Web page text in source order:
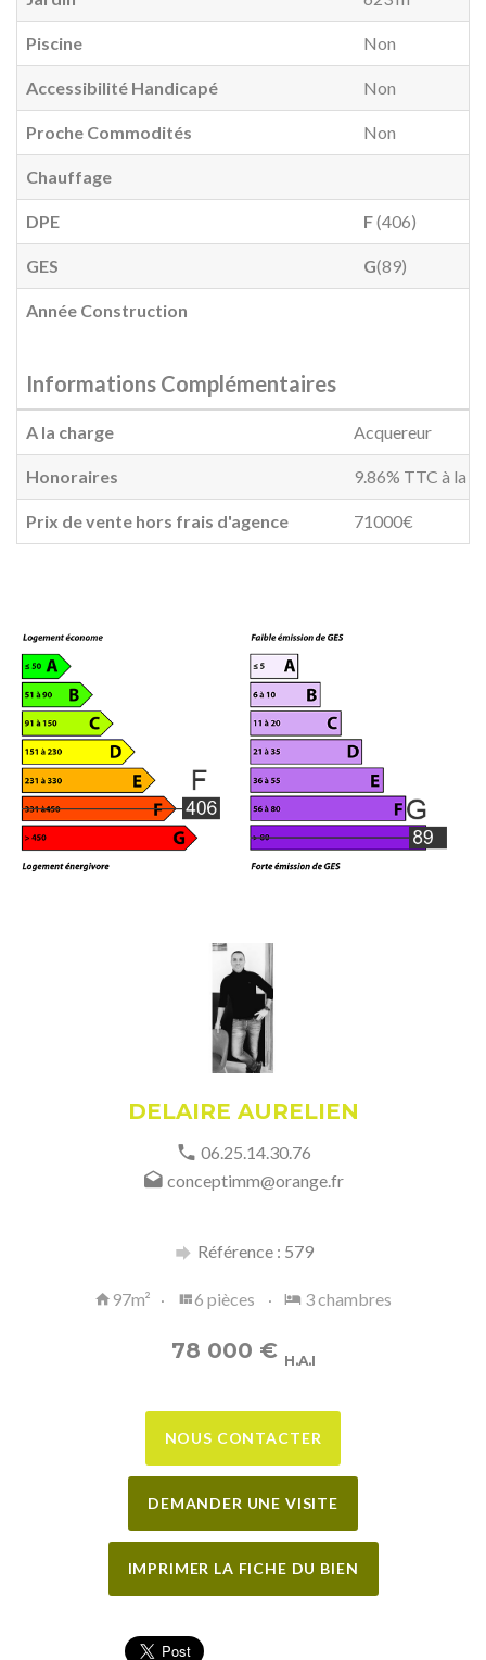
Piscine Non
Accessibilité Handicapé Non
Proche Commodités Non
Chauffage
DPE F(406)
GES G(89)
Année Construction
Informations Complémentaires
A la charge Acquereur
Honoraires 9.86% TTC à la
Prix de vente hors frais d'agence 71000€
DELAIRE AURELIEN
06.25.14.30.76
conceptimm@orange.fr
Référence : 579
97m² 6 pièces 3 chambres
78 000 € H.A.I
NOUS CONTACTER
DEMANDER UNE VISITE
IMPRIMER LA FICHE DU BIEN